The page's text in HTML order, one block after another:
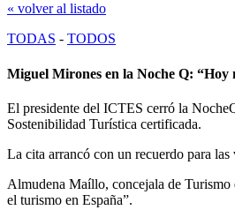
« volver al listado
TODAS - TODOS
Miguel Mirones en la Noche Q: “Hoy
El presidente del ICTES cerró la
Sostenibilidad Turística certificada.
La cita arrancó con un recuerdo para
Almudena Maíllo, concejala de Turismo
el turismo en España”.